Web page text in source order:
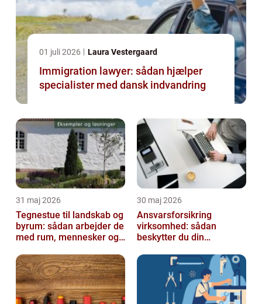
01 juli 2026 Laura Vestergaard
Immigration lawyer: sådan hjælper
specialister med dansk indvandring
31 maj 2026
Tegnestue til landskab og
byrum: sådan arbejder de
med rum, mennesker og
30 maj 2026
Ansvarsforsikring
virksomhed: sådan
beskytter du din